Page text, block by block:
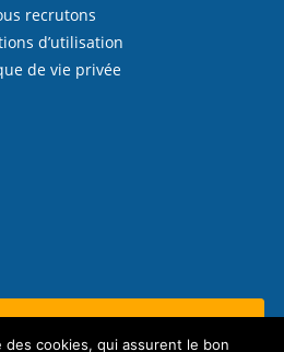
recrutons
d’utilisation
de vie privée
cookies, qui assurent le bon